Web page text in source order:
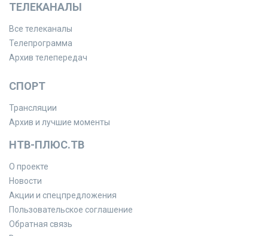
ТЕЛЕКАНАЛЫ
Все телеканалы
Телепрограмма
Архив телепередач
СПОРТ
Трансляции
Архив и лучшие моменты
НТВ-ПЛЮС.ТВ
О проекте
Новости
Акции и спецпредложения
Пользовательское соглашение
Обратная связь